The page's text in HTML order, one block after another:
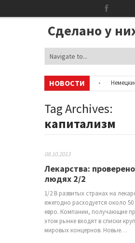
Сделано у
НОВОСТИ
об аккаунтах в соцсетях
Немецкие
Сотни бездомных мигрантов
Tag Archives:
капитализм
08.10.2013
Лекарства:
людях 2/2
1/2 В развитых странах на
ежегодно расходуется около
евро. Компании, получающие
этом рынке входят в списки
мировых концернов. Новые…